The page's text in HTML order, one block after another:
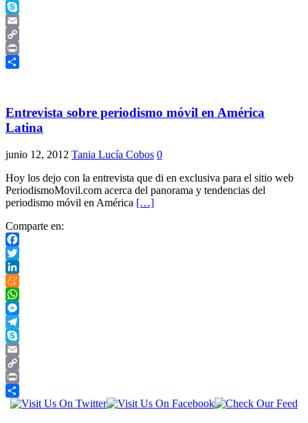
Telegram
Skype
Email
Copy
Link
Print
Entrevista sobre periodismo móvil en América
Latina
junio 12, 2012 Tania Lucía Cobos 0
Hoy los dejo con la entrevista que di en exclusiva para el sitio web
PeriodismoMovil.com acerca del panorama y tendencias del
periodismo móvil en América […]
Comparte en:
Facebook
Twitter
LinkedIn
Meneame
WhatsApp
Messenger
Telegram
Skype
Email
Copy
Link
Print
Compartir